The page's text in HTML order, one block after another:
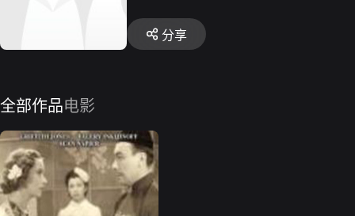
分享
全部作品电影